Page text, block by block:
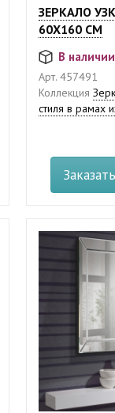
ЗЕРКАЛО
60Х160 СМ
В наличии
Арт.457491
Коллекция
стиля в рамах
Заказать